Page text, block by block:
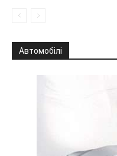
Автомобілі